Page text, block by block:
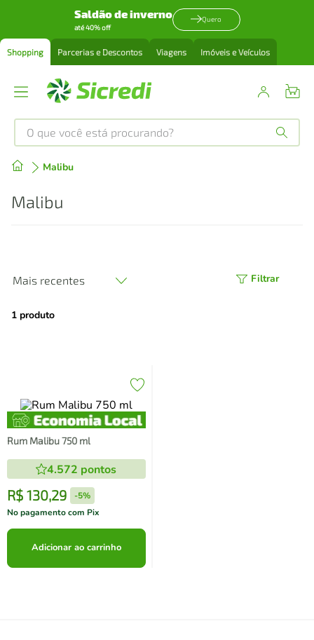
Saldão de inverno
até 40% off
Quero
Shopping Parcerias e Descontos Viagens Imóveis e Veículos
O que você está procurando?
Malibu
Malibu
Mais recentes Filtrar
1 produto
Rum Malibu 750 ml
4.572 pontos
R$ 130,29 -5%
No pagamento com Pix
Adicionar ao carrinho
Produtos mais buscados
1 º
perfume
4º